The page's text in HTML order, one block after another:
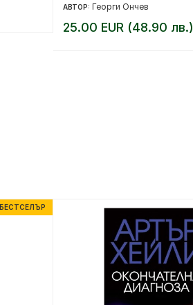
АВТОР: Георги Ончев
25.00 EUR (48.90 лв.)
БЕСТСЕЛЪР